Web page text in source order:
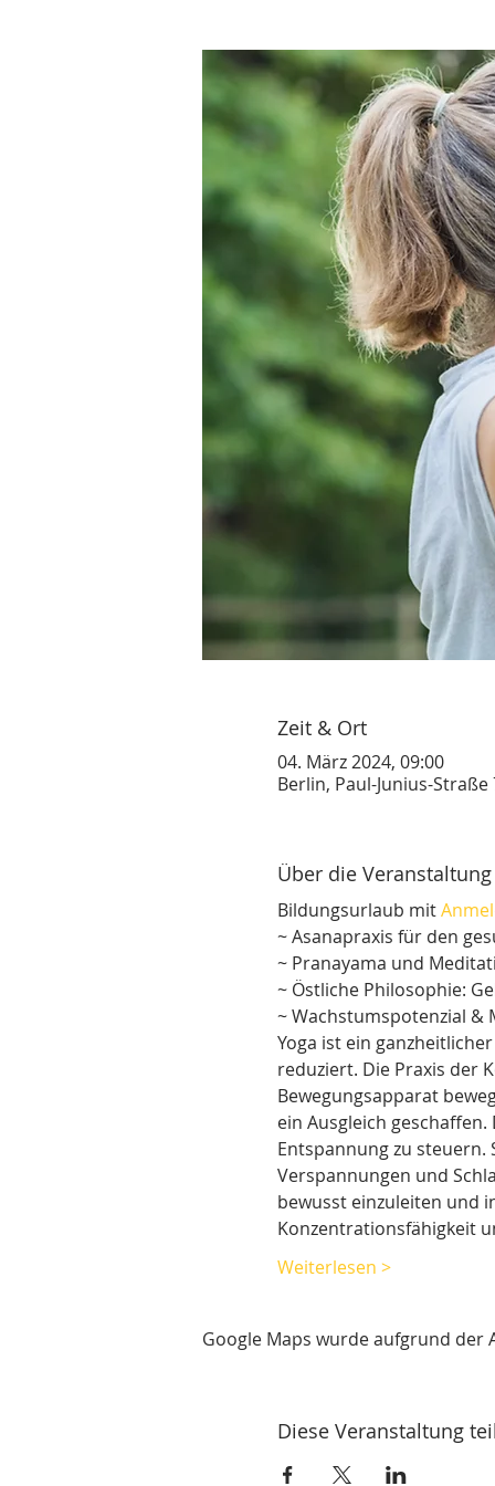
Zeit & Ort
04. März 2024, 09:00
Berlin, Paul-Junius-
Über die Veranstaltung
Bildungsurlaub mit
~ Asanapraxis für den
~ Pranayama und
~ Östliche Philosophie:
~ Wachstumspotenzial &
Yoga ist ein
reduziert. Die Praxis der
Bewegungsapparat
ein Ausgleich
Entspannung zu steuern.
Verspannungen und
bewusst einzuleiten und
Konzentrationsfähigkeit
Weiterlesen >
Google Maps wurde aufgrund der
Diese Veranstaltung